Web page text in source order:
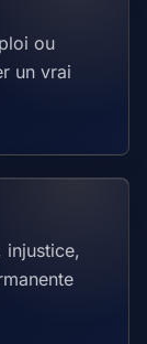
ou
un vrai
injustice,